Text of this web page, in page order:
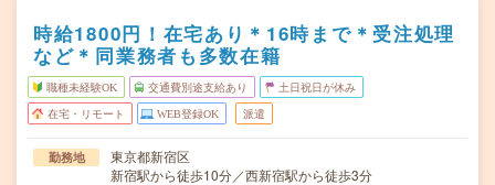
時給1800円！在宅あり＊16時まで＊受注処理
など＊同業務者も多数在籍
職種未経験OK 交通費別途支給あり 土日祝日が休み
在宅・リモート WEB登録OK 派遣
勤務地
東京都新宿区
新宿駅から徒歩10分／西新宿駅から徒歩3分